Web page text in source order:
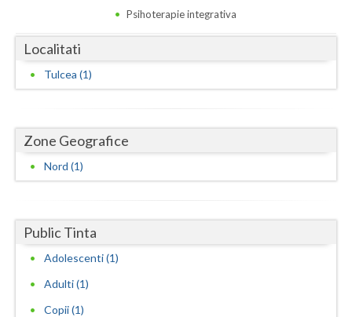
Dambovita
Giurgiu
Gorj
Hunedoara
Ialomita
Iasi
Psihoterapie integrativa
Localitati
Tulcea (1)
Zone Geografice
Nord (1)
Public Tinta
Adolescenti (1)
Adulti (1)
Copii (1)